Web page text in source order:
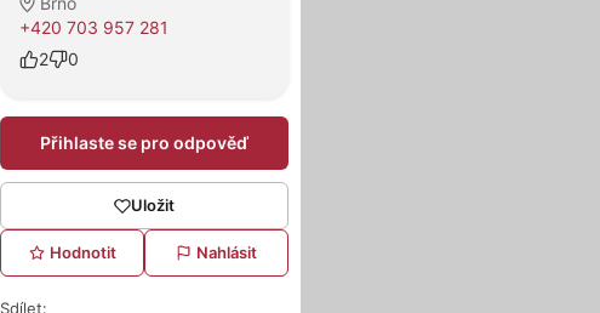
+420 703 957 281
2
0
Přihlaste se pro odpověď
Uložit
Hodnotit Nahlásit
Sdílet: